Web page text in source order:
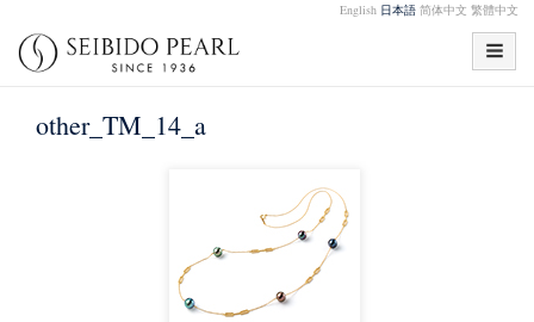
English 日本語 简体中文 繁體中文
other_TM_14_a